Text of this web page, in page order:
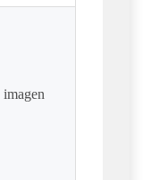
imagen